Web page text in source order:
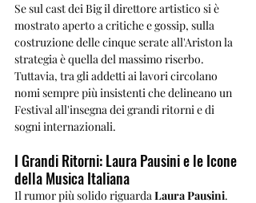
Se sul cast dei Big il direttore artistico si è
mostrato aperto a critiche e gossip, sulla
costruzione delle cinque serate all'Ariston la
strategia è quella del massimo riserbo.
Tuttavia, tra gli addetti ai lavori circolano
nomi sempre più insistenti che delineano un
Festival all'insegna dei grandi ritorni e di
sogni internazionali.
I Grandi Ritorni: Laura Pausini e le Icone
della Musica Italiana
Il rumor più solido riguarda Laura Pausini.